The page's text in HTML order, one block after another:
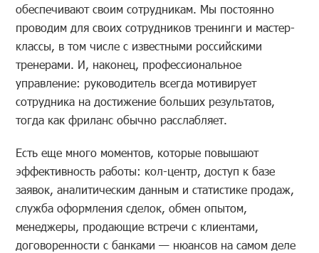
обеспечивают своим сотрудникам. Мы постоянно
проводим для своих сотрудников тренинги и мастер-
классы, в том числе с известными российскими
тренерами. И, наконец, профессиональное
управление: руководитель всегда мотивирует
сотрудника на достижение больших результатов,
тогда как фриланс обычно расслабляет.
Есть еще много моментов, которые повышают
эффективность работы: кол-центр, доступ к базе
заявок, аналитическим данным и статистике продаж,
служба оформления сделок, обмен опытом,
менеджеры, продающие встречи с клиентами,
договоренности с банками — нюансов на самом деле